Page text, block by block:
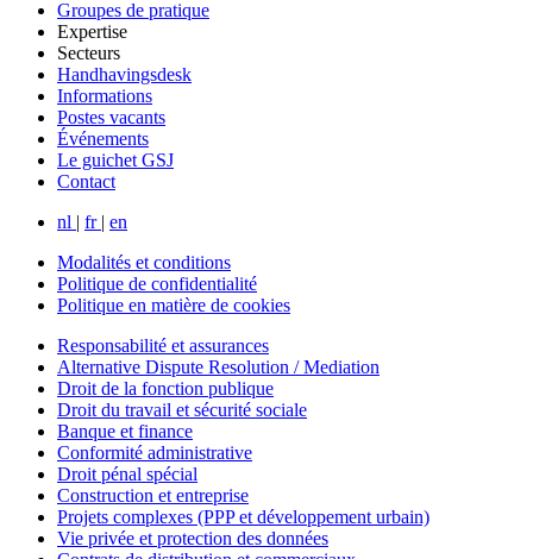
Groupes de pratique
Expertise
Secteurs
Handhavingsdesk
Informations
Postes vacants
Événements
Le guichet GSJ
Contact
nl | fr | en
Modalités et conditions
Politique de confidentialité
Politique en matière de cookies
Responsabilité et assurances
Alternative Dispute Resolution / Mediation
Droit de la fonction publique
Droit du travail et sécurité sociale
Banque et finance
Conformité administrative
Droit pénal spécial
Construction et entreprise
Projets complexes (PPP et développement urbain)
Vie privée et protection des données